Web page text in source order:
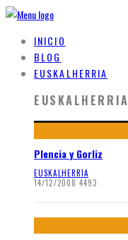
INICIO
BLOG
EUSKALHERRIA
EUSKALHERRIA
Plencia y Gorliz
EUSKALHERRIA
14/12/2008 4493